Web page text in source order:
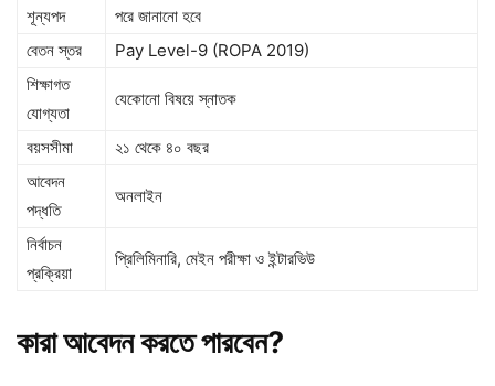
শূন্যপদ
পরে জানানো হবে
বেতন স্তর
Pay Level-9 (ROPA 2019)
শিক্ষাগত
যোগ্যতা
যেকোনো বিষয়ে স্নাতক
বয়সসীমা
২১ থেকে ৪০ বছর
আবেদন
পদ্ধতি
অনলাইন
নির্বাচন
প্রক্রিয়া
প্রিলিমিনারি, মেইন পরীক্ষা ও ইন্টারভিউ
কারাআবেদনকরতেপারবেন?